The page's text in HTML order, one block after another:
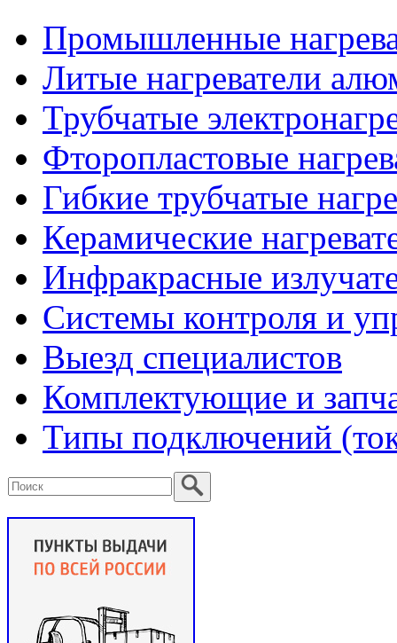
Промышленные
Литые нагреватели
Трубчатые
Фторопластовые
Гибкие трубчатые
Керамические
Инфракрасные
Системы контроля и
Выезд специалистов
Комплектующие и
Типы подключений